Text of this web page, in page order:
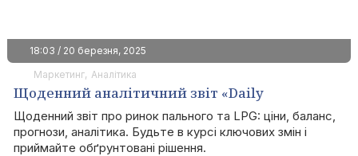
18:03 / 20 березня, 2025
Маркетинг
Аналітика
Щоденний аналітичний звіт «Daily
Fuels&LPG»
Щоденний звіт про ринок пального та LPG: ціни, баланс,
прогнози, аналітика. Будьте в курсі ключових змін і
приймайте обґрунтовані рішення.